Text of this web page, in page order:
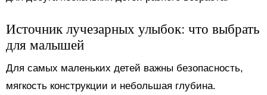
Источник лучезарных улыбок: что выбрать
для малышей
Для самых маленьких детей важны безопасность,
мягкость конструкции и небольшая глубина.